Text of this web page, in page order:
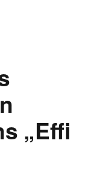
„Effi